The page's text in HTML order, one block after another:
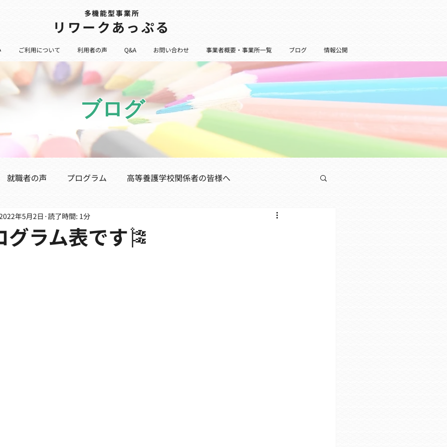
多機能型事業所
​リワークあっぷる
ご利用について 利用者の声 Q&A お問い合わせ 事業者概要・事業所一覧 ブログ 情報公開
ブログ
就職者の声 プログラム 高等養護学校関係者の皆様へ
ラム表です🎏
年5月2日 読了時間: 1分